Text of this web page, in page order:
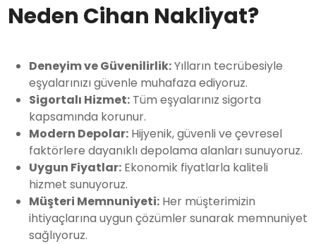
Neden Cihan Nakliyat?
Deneyim ve Güvenilirlik:Yılların tecrübesiyle
eşyalarınızı güvenle muhafaza ediyoruz.
Sigortalı Hizmet: Tüm eşyalarınız sigorta
kapsamında korunur.
Modern Depolar: Hijyenik, güvenli ve çevresel
faktörlere dayanıklı depolama alanları sunuyoruz.
Uygun Fiyatlar: Ekonomik fiyatlarla kaliteli
hizmet sunuyoruz.
Müşteri Memnuniyeti: Her müşterimizin
ihtiyaçlarına uygun çözümler sunarak memnuniyet
sağlıyoruz.